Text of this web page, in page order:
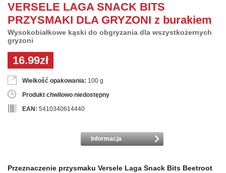
VERSELE LAGA SNACK BITS
PRZYSMAKI DLA GRYZONI z burakiem
Wysokobiałkowe kąski do obgryzania dla wszystkożernych
gryzoni
16.99zł
Wielkość opakowania: 100 g
Produkt chwilowo niedostępny
EAN: 5410340614440
Informacja
Przeznaczenie przysmaku Versele Laga Snack Bits Beetroot